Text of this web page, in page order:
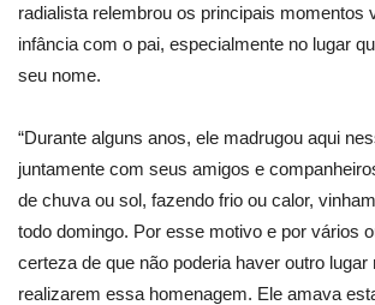
radialista relembrou os principais momentos
infância com o pai, especialmente no lugar
seu nome.
“Durante alguns anos, ele madrugou aqui
juntamente com seus amigos e
de chuva ou sol, fazendo frio ou calor,
todo domingo. Por esse motivo e por vários
certeza de que não poderia haver outro lugar
realizarem essa homenagem. Ele amava